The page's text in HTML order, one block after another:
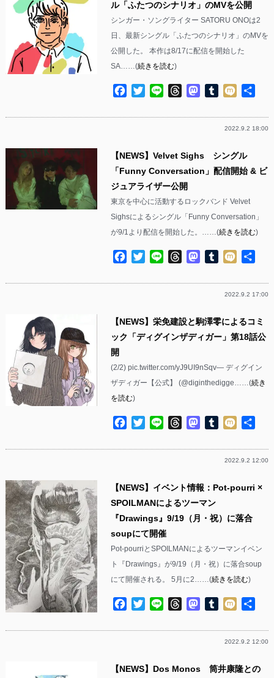
ル「ふたつのシナリオ」のMVを公開
シンガー・ソングライター SATORU ONOは2
日、最新シングル「ふたつのシナリオ」のMVを
公開した。 本作は8/17に配信を開始した
SA……(続きを読む)
Facebook
TwitterLine ThreadsMastodon
Tumblr
Mixi
2022.9.2 18:00
【NEWS】Velvet Sighs シングル
「Funny Conversation」配信開始 & ビ
ジュアライザー公開
東京を中心に活動するロックバンド Velvet
Sighsによるシングル「Funny Conversation」
が9/1より配信を開始した。……(続きを読む)
Facebook
TwitterLine ThreadsMastodon
Tumblr
Mixi
2022.9.2 17:00
【NEWS】栄免建設と駒澤零によるコミ
ック「ディグインザディガー」第18話公
開
(2/2) pic.twitter.com/yJ9UI9nSqv— ディグイン
ザディガー【公式】 (@diginthedigge……(続き
を読む)
Facebook
TwitterLine ThreadsMastodon
Tumblr
Mixi
2022.9.2 12:00
【NEWS】イベント情報：Pot-pourri ×
SPOILMANによるツーマン
『Drawings』9/19（月・祝）に落合
soupにて開催
Pot-pourriとSPOILMANによるツーマンイベン
ト『Drawings』が9/19（月・祝）に落合soup
にて開催される。 5月に2……(続きを読む)
Facebook
TwitterLine ThreadsMastodon
Tumblr
Mixi
2022.9.2 12:00
【NEWS】Dos Monos 筒井康隆との